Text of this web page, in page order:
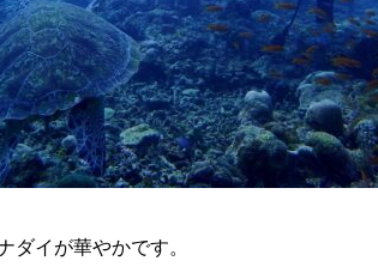
ダイが華やかです。